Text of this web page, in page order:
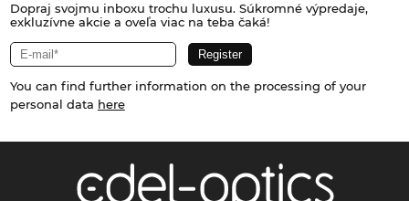
Dopraj svojmu inboxu trochu luxusu. Súkromné výpredaje,
exkluzívne akcie a oveľa viac na teba čaká!
You can find further information on the processing of your
personal data here